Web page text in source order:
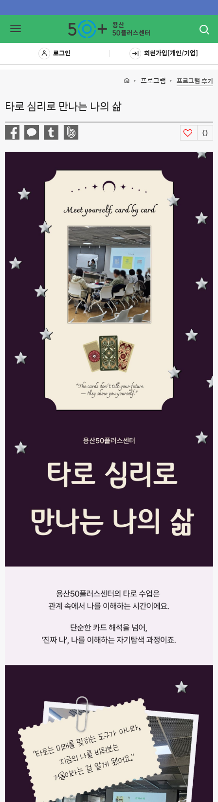
Toggle
로그인 회원가입[개인/기업]
프로그램 프로그램 후기
타로 심리로 만나는 나의 삶
0